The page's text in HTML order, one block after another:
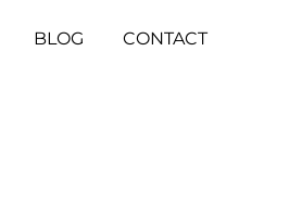
BLOG CONTACT